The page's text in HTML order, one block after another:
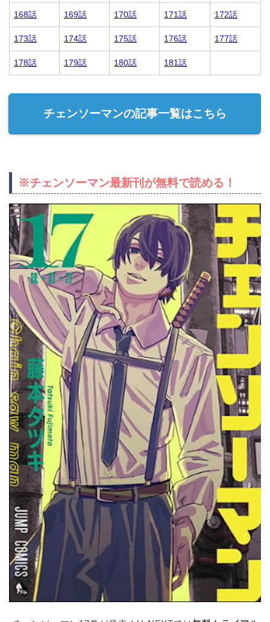
168話 169話 170話 171話 172話
173話 174話 175話 176話 177話
178話 179話 180話 181話
チェンソーマンの記事一覧はこちら
※チェンソーマン最新刊が無料で読める！